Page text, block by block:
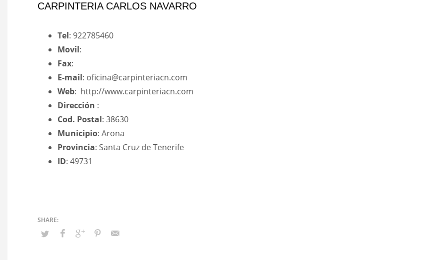
CARPINTERIA CARLOS NAVARRO
Tel: 922785460
Movil:
Fax:
E-mail: oficina@carpinteriacn.com
Web: http://www.carpinteriacn.com
Dirección :
Cod. Postal: 38630
Municipio: Arona
Provincia: Santa Cruz de Tenerife
ID: 49731